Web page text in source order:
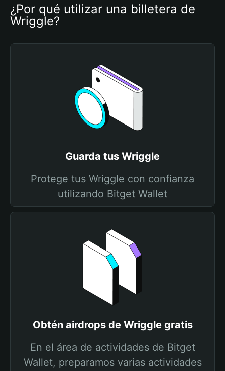
¿Por qué utilizar una billetera de
Wriggle?
Guarda tus Wriggle
Protege tus Wriggle con confianza
utilizando Bitget Wallet
Obtén airdrops de Wriggle gratis
En el área de actividades de Bitget
Wallet, preparamos varias actividades